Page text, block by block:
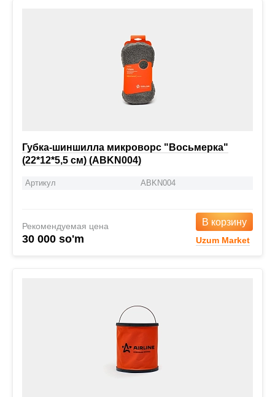
Губка-шиншилла микроворс "Восьмерка"
(22*12*5,5 см) (ABKN004)
Артикул ABKN004
Рекомендуемая цена
30 000 so'm
В корзину
Uzum Market